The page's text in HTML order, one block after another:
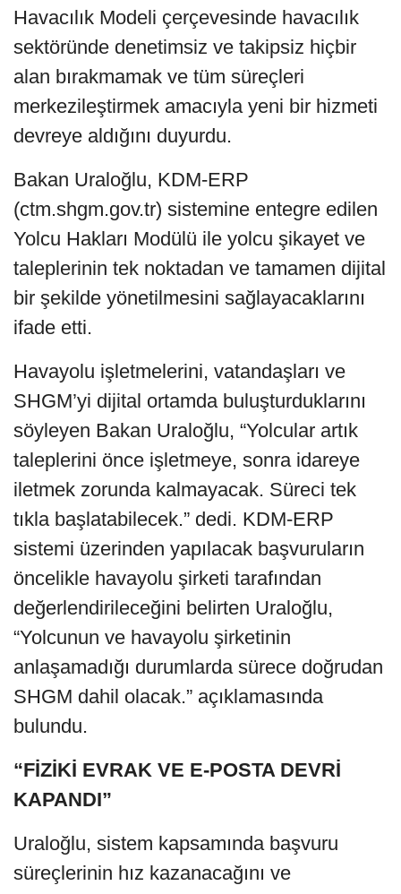
Havacılık Modeli çerçevesinde havacılık
sektöründe denetimsiz ve takipsiz hiçbir
alan bırakmamak ve tüm süreçleri
merkezileştirmek amacıyla yeni bir hizmeti
devreye aldığını duyurdu.
Bakan Uraloğlu, KDM-ERP
(ctm.shgm.gov.tr) sistemine entegre edilen
Yolcu Hakları Modülü ile yolcu şikayet ve
taleplerinin tek noktadan ve tamamen dijital
bir şekilde yönetilmesini sağlayacaklarını
ifade etti.
Havayolu işletmelerini, vatandaşları ve
SHGM’yi dijital ortamda buluşturduklarını
söyleyen Bakan Uraloğlu, “Yolcular artık
taleplerini önce işletmeye, sonra idareye
iletmek zorunda kalmayacak. Süreci tek
tıkla başlatabilecek.” dedi. KDM-ERP
sistemi üzerinden yapılacak başvuruların
öncelikle havayolu şirketi tarafından
değerlendirileceğini belirten Uraloğlu,
“Yolcunun ve havayolu şirketinin
anlaşamadığı durumlarda sürece doğrudan
SHGM dahil olacak.” açıklamasında
bulundu.
“FİZİKİ EVRAK VE E-POSTA DEVRİ
KAPANDI”
Uraloğlu, sistem kapsamında başvuru
süreçlerinin hız kazanacağını ve